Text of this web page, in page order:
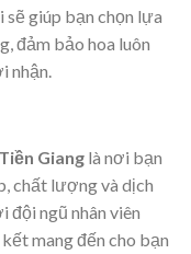
sẽ giúp bạn chọn lựa
đảm bảo hoa luôn
nhận.
Giang là nơi bạn
chất lượng và dịch
đội ngũ nhân viên
mang đến cho bạn